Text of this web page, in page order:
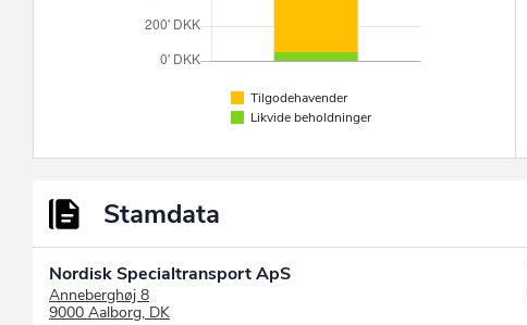
Tilgodehavender
Likvide beholdninger
Stamdata
Nordisk Specialtransport ApS
Anneberghøj 8
9000 Aalborg, DK